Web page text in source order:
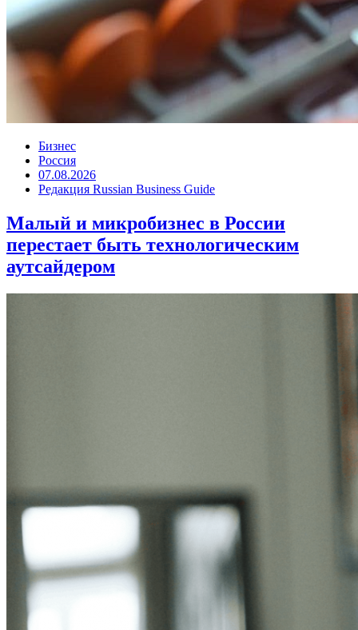
Бизнес
Россия
07.08.2026
Редакция Russian Business Guide
Малый и микробизнес в России
перестает быть технологическим
аутсайдером